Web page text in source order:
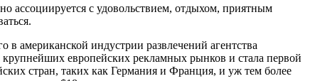
ассоциируется с удовольствием, отдыхом, приятным
американской индустрии развлечений агентства
европейских рекламных рынков и стала первой
стран, таких как Германия и Франция, и уж тем более